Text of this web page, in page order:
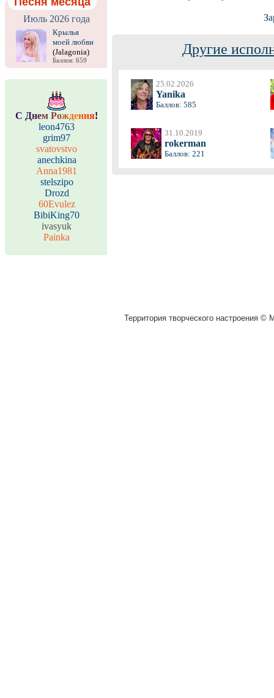
Июль 2026 года
Крылья
моей любви
(Jalagonia)
Баллов: 659
С Днем Рождения!
leon4763
grim97
svatovstvo
anechkina
Anna1981
stelszipo
Drozd
60Evulez
BibiKing70
ivasyuk
Painka
Другие
25.02.2026
Yanika
Баллов: 585
31.10.2019
rokerman
Баллов: 221
Территория творческого настроения